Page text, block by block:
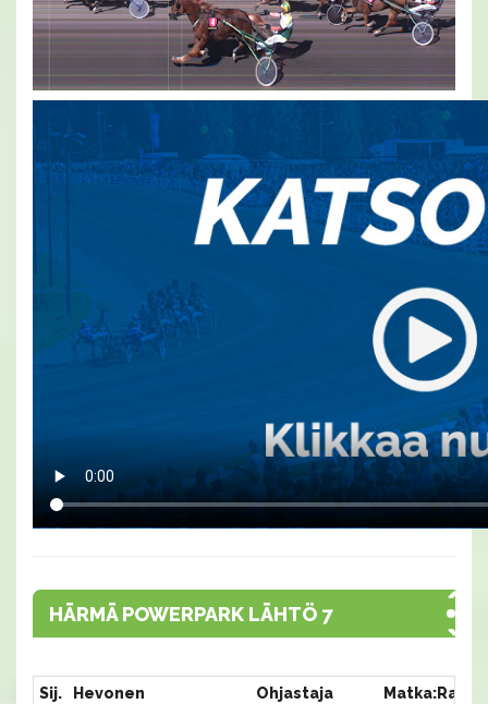
HÄRMÄ POWERPARK LÄHTÖ 7
Sij. Hevonen Ohjastaja Matka:Rata